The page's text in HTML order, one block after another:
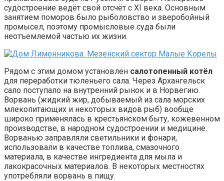
судостроение ведёт свой отсчёт с XI века. Основным
занятием поморов было рыболовство и зверобойный
промысел, поэтому промысловые суда были
неотъемлемой частью их жизни.
Рядом с этим домом установлен салотопенный котёл
для переработки тюленьего сала. Через Архангельск
сало поступало на внутренний рынок и в Норвегию.
Ворвань (жидкий жир, добываемый из сала морских
млекопитающих и некоторых видов рыб) вообще
широко применялась в крестьянском быту, кожевенном
производстве, в народном судостроении и медицине.
Ворванью заправляли светильники и фонари,
использовали в качестве топлива, смазочного
материала, в качестве ингредиента для мыла и
лакокрасочных материалов. В некоторых местностях
употребляли ворвань в пищу.